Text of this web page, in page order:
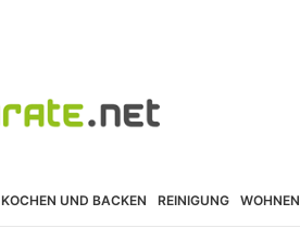
KOCHEN UND BACKEN REINIGUNG WOHNEN